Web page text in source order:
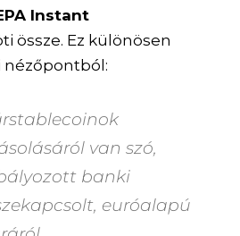
Instant
össze. Ez különösen
nézőpontból:
van szó,
banki
euróalapú